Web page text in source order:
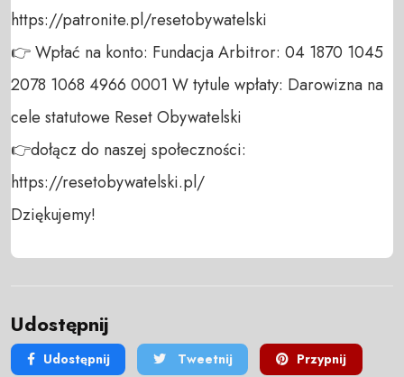
https://patronite.pl/resetobywatelski
👉 Wpłać na konto: Fundacja Arbitror: 04 1870 1045
2078 1068 4966 0001 W tytule wpłaty: Darowizna na
cele statutowe Reset Obywatelski
👉dołącz do naszej społeczności:
https://resetobywatelski.pl/
Dziękujemy!
Udostępnij
Udostępnij Tweetnij Przypnij